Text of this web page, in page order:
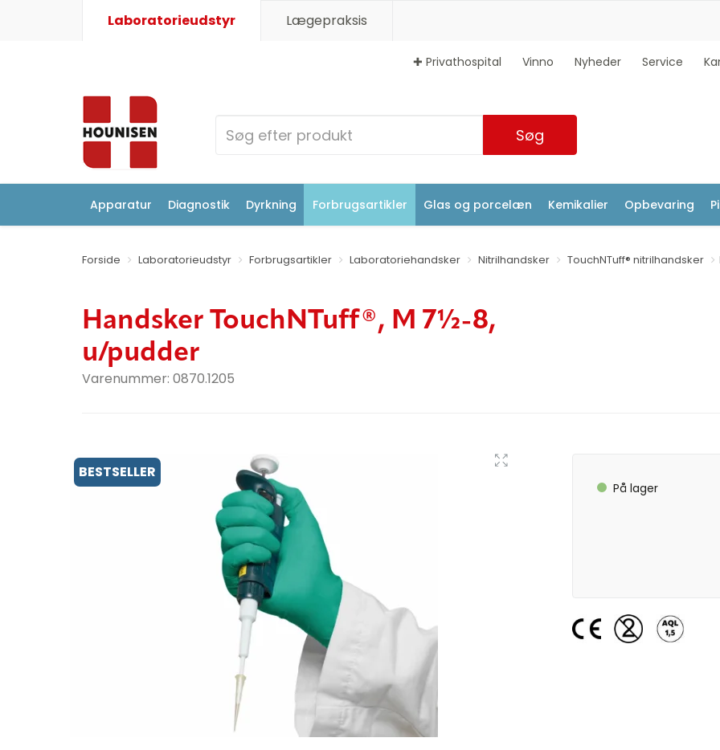
Laboratorieudstyr Lægepraksis
✚ Privathospital Vinno Nyheder Service
Søg
Apparatur Diagnostik Dyrkning Forbrugsartikler Glas og porcelæn Kemikalier Opbevaring
Forside Laboratorieudstyr Forbrugsartikler Laboratoriehandsker Nitrilhandsker TouchNTuff® nitrilhandsker
Handsker TouchNTuff®, M 7½-8,
u/pudder
Varenummer: 0870.1205
BESTSELLER
På lager